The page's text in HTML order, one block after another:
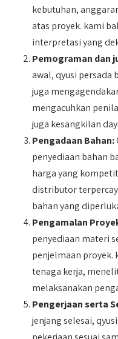
kebutuhan,
atas proyek. kami
interpretasi yang
Pemograman dan
awal, qyusi persada
juga
mengacuhkan
juga kesangkilan
Pengadaan Bahan:
penyediaan bahan
harga yang
distributor
bahan yang
Pengamalan
penyediaan materi
penjelmaan
tenaga kerja,
melaksanakan
Pengerjaan serta
jenjang selesai,